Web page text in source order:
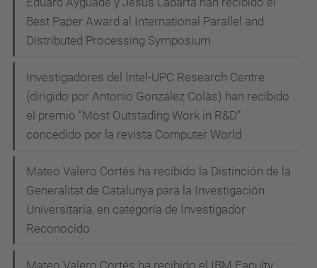
Best Paper Award al International Parallel and
Distributed Processing Symposium
Investigadores del Intel-UPC Research Centre
(dirigido por Antonio González Colàs) han recibido
el premio “Most Outstading Work in R&D”
concedido por la revista Computer World
Mateo Valero Cortés ha recibido la Distinción de la
Generalitat de Catalunya para la Investigación
Universitaria, en categoría de Investigador
Reconocido
Mateo Valero Cortés ha recibido el IBM Faculty